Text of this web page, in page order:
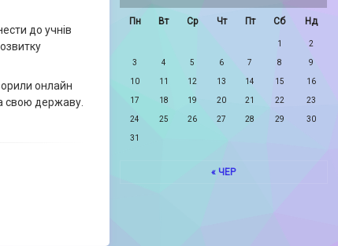
до учнів
онлайн
свою державу.
Пн Вт Ср Чт Пт Сб Нд
1 2
3 4 5 6 7 8 9
10 11 12 13 14 15 16
17 18 19 20 21 22 23
24 25 26 27 28 29 30
31
« ЧЕР